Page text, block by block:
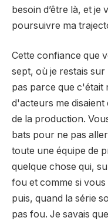
besoin d’être là, et je
poursuivre ma
Cette confiance que
sept, où je restais
pas parce que c'était
d'acteurs me disaient
de la production.
bats pour ne pas
toute une équipe de
quelque chose qui,
fou et comme si
puis, quand la série
pas fou. Je savais